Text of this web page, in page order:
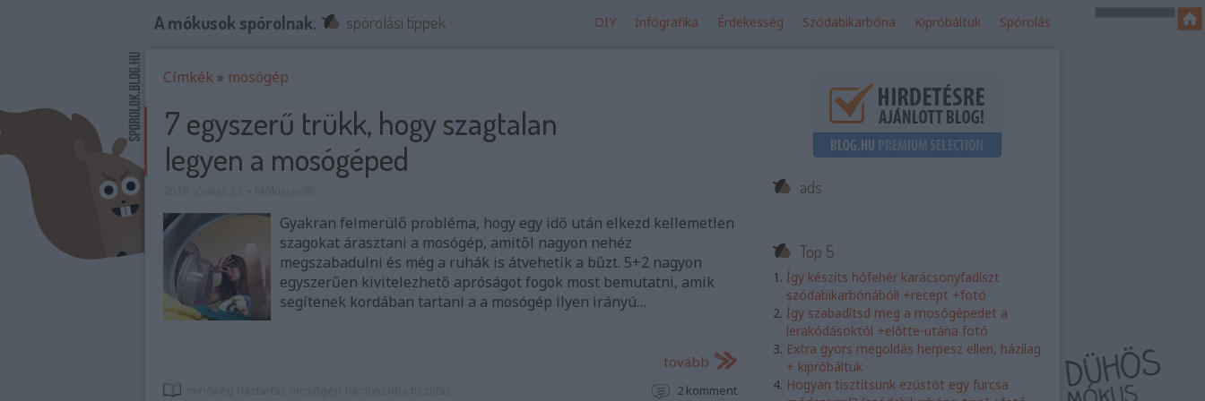
A mókusok spórolnak. spórolási tippek DIY Infógrafika Érdekesség Szódabikarbóna Kipróbáltuk Spórolás
Címkék » mosógép
7 egyszerű trükk, hogy szagtalan
legyen a mosógéped
Gyakran felmerülő probléma, hogy egy idő után elkezd kellemetlen
szagokat árasztani a mosógép, amitől nagyon nehéz
megszabadulni és még a ruhák is átvehetik a bűzt. 5+2 nagyon
egyszerűen kivitelezhető apróságot fogok most bemutatni, amik
segítenek kordában tartani a a mosógép ilyen irányú…
tovább
2 komment
ads
Top 5
Így készíts hófehér karácsonyfadíszt
szódabikarbónából! +recept +fotó
Így szabadítsd meg a mosógépedet a
lerakódásoktól +előtte-utána fotó
Extra gyors megoldás herpesz ellen, házilag
+ kipróbáltuk
Hogyan tisztítsunk ezüstöt egy furcsa